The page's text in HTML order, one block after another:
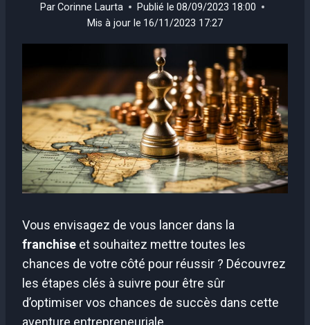
ParCorinne Laurta Publié le 08/09/2023 18:00
Mis à jour le 16/11/2023 17:27
Vous envisagez de vous lancer dans la
franchise et souhaitez mettre toutes les
chances de votre côté pour réussir ? Découvrez
les étapes clés à suivre pour être sûr
d’optimiser vos chances de succès dans cette
aventure entrepreneuriale.